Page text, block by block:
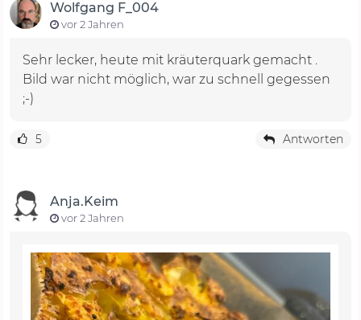
Wolfgang F_004
vor 2 Jahren
Sehr lecker, heute mit kräuterquark gemacht .
Bild war nicht möglich, war zu schnell gegessen
;-)
5 Antworten
Anja.Keim
vor 2 Jahren